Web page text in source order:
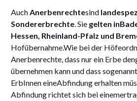
AuchAnerbenrechtesind
Sondererbrechte. Sie gelten
Hessen, Rheinland-Pfalz und
Hofübernahme.Wie bei der
Anerbenrechte, dass nur ein Erbe
übernehmen kann und dass
ErbInnen eineAbfindung erhalten
Abfindung richtet sich bei